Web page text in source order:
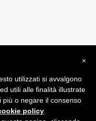
srl
and Conditions
×
utilizzati si avvalgono
utili alle finalità illustrate
più o negare il consenso
policy